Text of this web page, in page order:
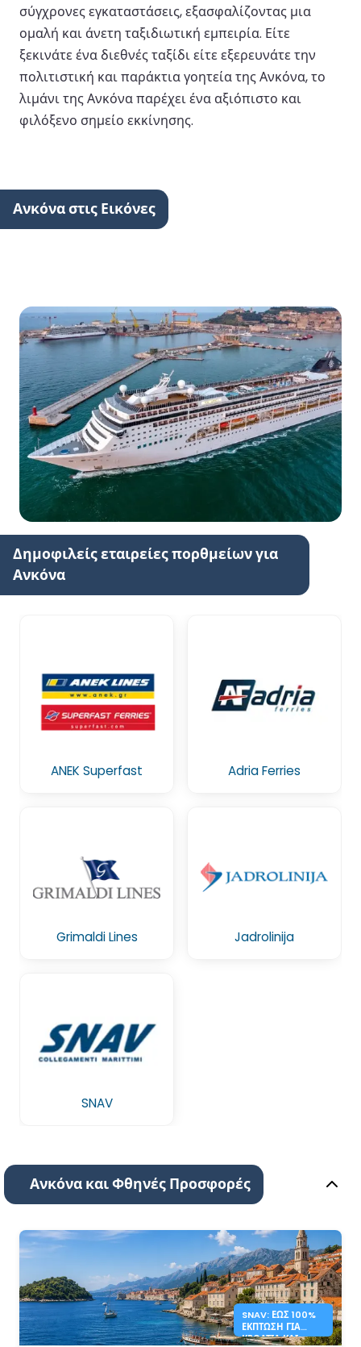
σύγχρονες εγκαταστάσεις, εξασφαλίζοντας μια
ομαλή και άνετη ταξιδιωτική εμπειρία. Είτε
ξεκινάτε ένα διεθνές ταξίδι είτε εξερευνάτε την
πολιτιστική και παράκτια γοητεία της Ανκόνα, το
λιμάνι της Ανκόνα παρέχει ένα αξιόπιστο και
φιλόξενο σημείο εκκίνησης.
Ανκόνα στις Εικόνες
Δημοφιλείς εταιρείες πορθμείων για
Ανκόνα
ANEK Superfast Adria Ferries
Grimaldi Lines Jadrolinija
SNAV
Ανκόνα και Φθηνές Προσφορές
SNAV: ΈΩΣ 100%
ΈΚΠΤΩΣΗ ΓΙΑ
ΚΡΟΑΤΊΑ ΚΑΙ